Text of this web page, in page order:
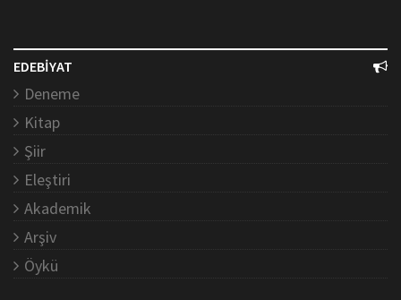
EDEBİYAT
Deneme
Kitap
Şiir
Eleştiri
Akademik
Arşiv
Öykü